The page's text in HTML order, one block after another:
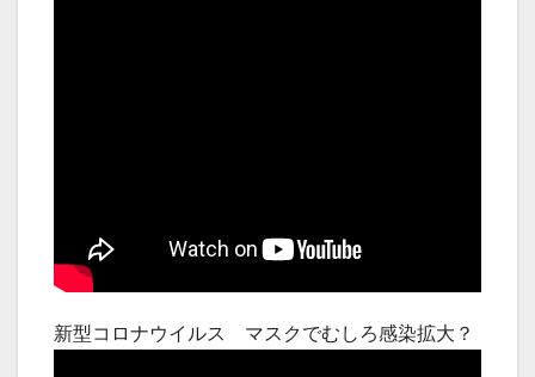
新型コロナウイルス マスクでむしろ感染拡大？